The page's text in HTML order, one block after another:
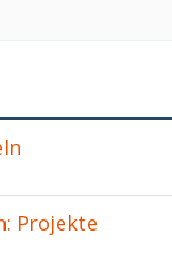
Projekte